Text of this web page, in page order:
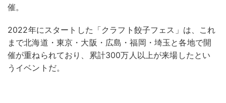
催。
2022年にスタートした「クラフト餃子フェス」は、これ
まで北海道・東京・大阪・広島・福岡・埼玉と各地で開
催が重ねられており、累計300万人以上が来場したとい
うイベントだ。